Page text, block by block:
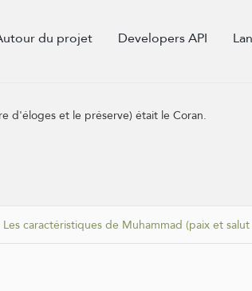
du projet Developers API
d'éloges et le préserve) était le Coran.
Les caractéristiques de Muhammad (paix et